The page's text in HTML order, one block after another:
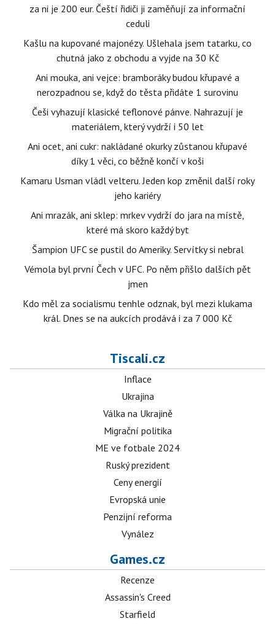
za ni je 200 eur. Čeští řidiči ji zaměňují za informační
ceduli
Kašlu na kupované majonézy. Ušlehala jsem tatarku, co
chutná jako z obchodu a vyjde na 30 Kč
Ani mouka, ani vejce: bramboráky budou křupavé a
nerozpadnou se, když do těsta přidáte 1 surovinu
Češi vyhazují klasické teflonové pánve. Nahrazují je
materiálem, který vydrží i 50 let
Ani ocet, ani cukr: nakládané okurky zůstanou křupavé
díky 1 věci, co běžně končí v koši
Kamaru Usman vládl velteru. Jeden kop změnil další roky
jeho kariéry
Ani mrazák, ani sklep: mrkev vydrží do jara na místě,
které má skoro každý byt
Šampion UFC se pustil do Ameriky. Servítky si nebral
Vémola byl první Čech v UFC. Po něm přišlo dalších pět
jmen
Kdo měl za socialismu tenhle odznak, byl mezi klukama
král. Dnes se na aukcích prodává i za 7 000 Kč
Tiscali.cz
Inflace
Ukrajina
Válka na Ukrajině
Migrační politika
ME ve fotbale 2024
Ruský prezident
Ceny energií
Evropská unie
Penzijní reforma
Vynález
Games.cz
Recenze
Assassin's Creed
Starfield